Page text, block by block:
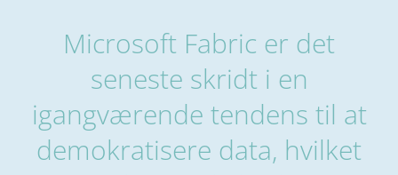
Microsoft Fabric er det
seneste skridt i en
igangværende tendens til at
demokratisere data, hvilket